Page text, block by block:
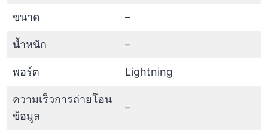
ขนาด –
น้ำหนัก –
พอร์ต Lightning
ความเร็วการถ่ายโอน
ข้อมูล
–